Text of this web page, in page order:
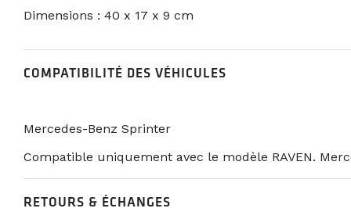
Dimensions : 40 x 17 x 9 cm
COMPATIBILITÉ DES VÉHICULES
Mercedes-Benz Sprinter
Compatible uniquement avec le modèle RAVEN.
RETOURS & ÉCHANGES